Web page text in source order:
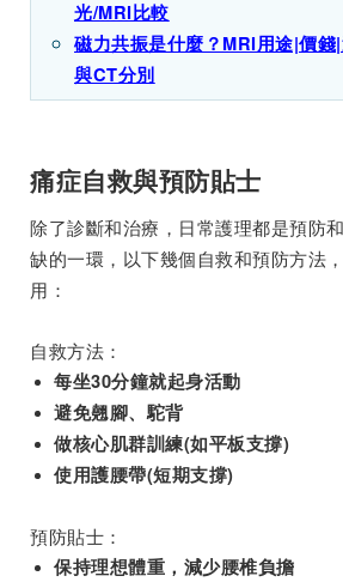
光/MRI比較
磁力共振是什麼？MRI用途|價錢
與CT分別
痛症自救與預防貼士
除了診斷和治療，日常護理都是預防
缺的一環，以下幾個自救和預防方法
用：
自救方法：
每坐30分鐘就起身活動
避免翹腳、駝背
做核心肌群訓練(如平板支撐)
使用護腰帶(短期支撐)
預防貼士：
保持理想體重，減少腰椎負擔